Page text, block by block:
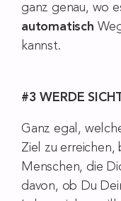
ganz genau, wo
automatisch
kannst.
#3 WERDE
Ganz egal,
Ziel zu erreichen,
Menschen, die
davon, ob Du